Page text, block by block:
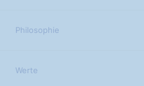
Philosophie
Werte